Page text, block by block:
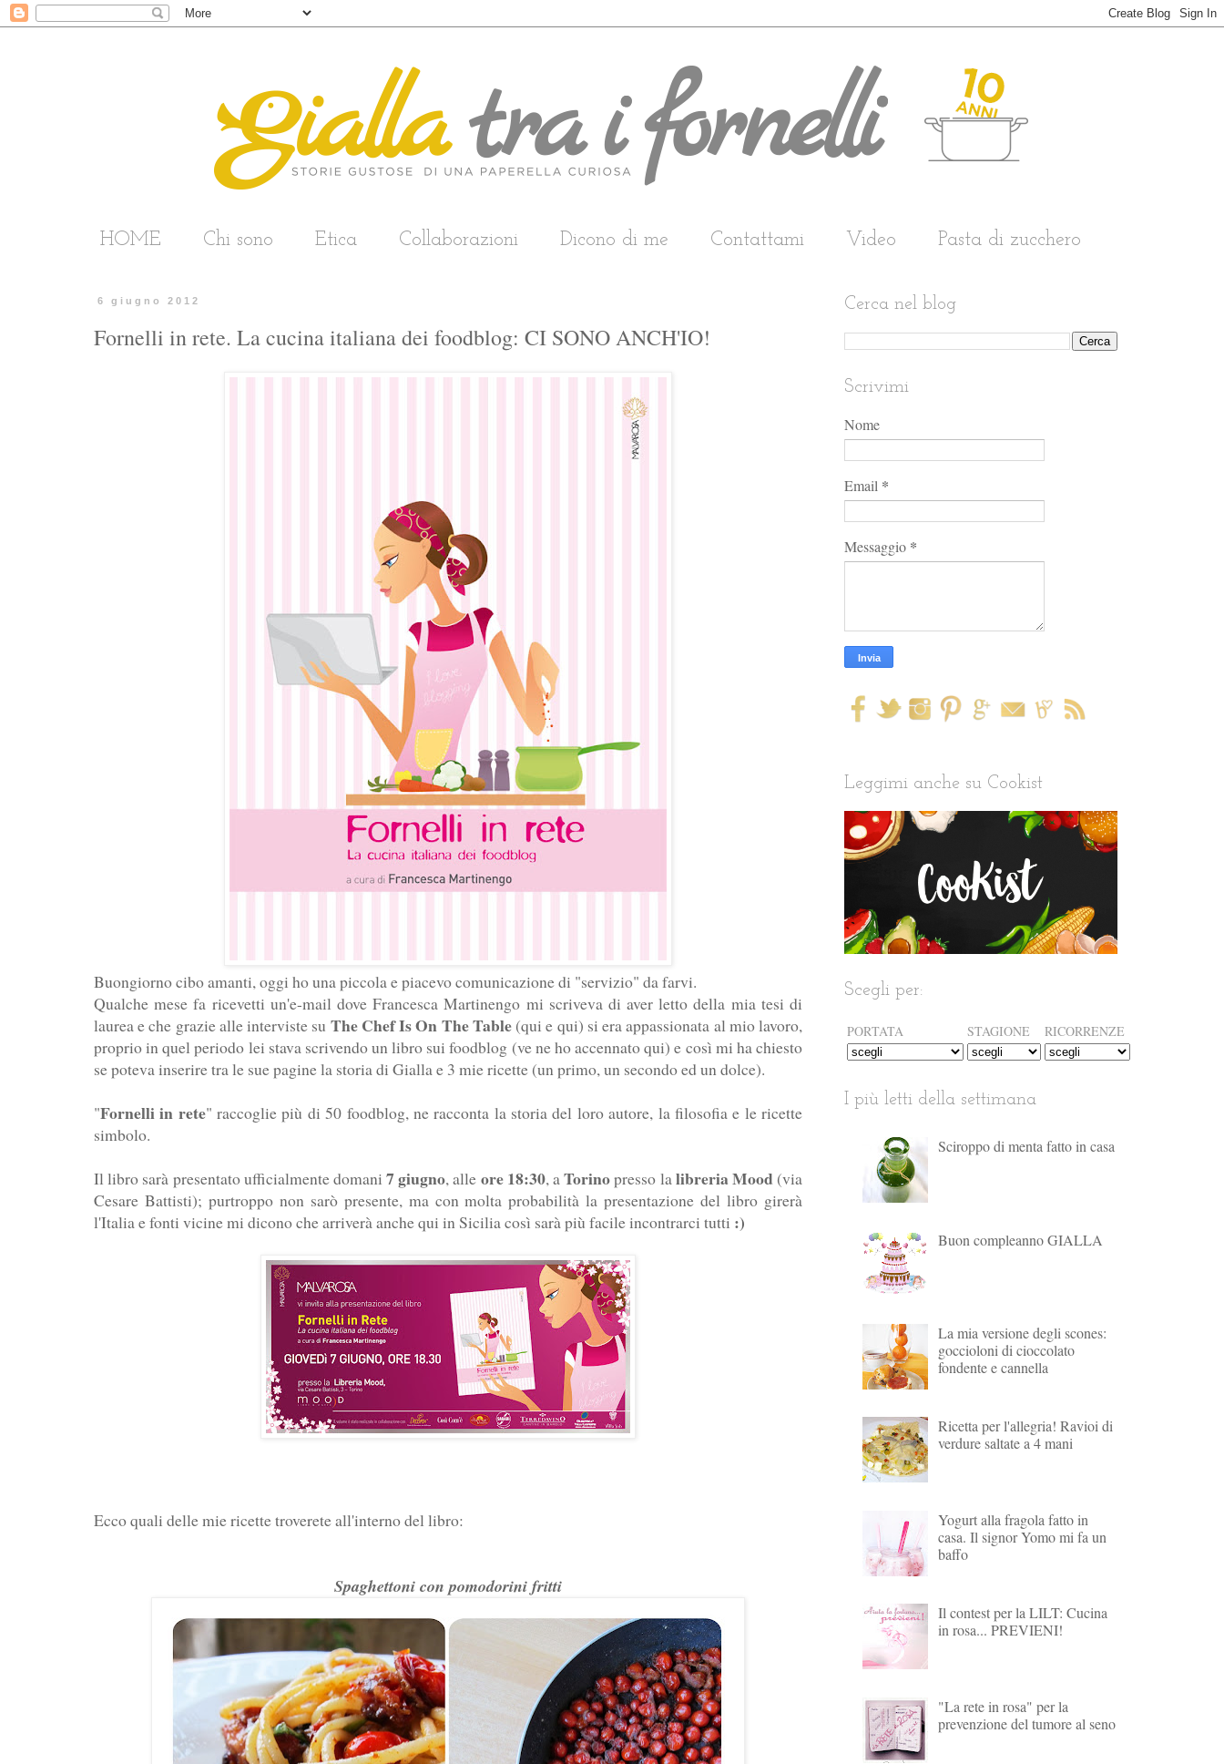
HOME Chi sono Etica Collaborazioni Dicono di me Contattami Video Pasta di zucchero
6 giugno 2012
Fornelli in rete. La cucina italiana dei foodblog: CI SONO ANCH'IO!
Buongiorno cibo amanti, oggi ho una piccola e piacevo comunicazione di "servizio" da farvi.
Qualche mese fa ricevetti un'e-mail doveFrancesca Martinengo mi scriveva di aver letto della mia tesi di
laurea e che grazie alle interviste su The Chef Is On The Table(qui e qui) si era appassionata al mio lavoro,
proprio in quel periodo lei stava scrivendo un libro sui foodblog (ve ne ho accennatoqui) e così mi ha chiesto
se poteva inserire tra le sue pagine la storia di Gialla e 3 mie ricette (un primo, un secondo ed un dolce).
"Fornelli in rete" raccoglie più di 50 foodblog, ne racconta la storia del loro autore, la filosofia e le ricette
simbolo.
Il libro sarà presentato ufficialmente domani7 giugno, alle ore 18:30, aTorinopresso lalibreria Mood(via
Cesare Battisti); purtroppo non sarò presente, ma con molta probabilità la presentazione del libro girerà
l'Italia e fonti vicine mi dicono che arriverà anche qui in Sicilia così sarà più facile incontrarci tutti :)
Ecco quali delle mie ricette troverete all'interno del libro:
Spaghettoni con pomodorini fritti
Cerca nel blog
Scrivimi
Nome
Email *
Messaggio *
Leggimi anche su Cookist
Scegli per:
PORTATA STAGIONE RICORRENZE
I più letti della settimana
Sciroppo di menta fatto in casa
Buon compleanno GIALLA
La mia versione degli scones:
goccioloni di cioccolato
fondente e cannella
Ricetta per l'allegria! Ravioi di
verdure saltate a 4 mani
Yogurt alla fragola fatto in
casa. Il signor Yomo mi fa un
baffo
Il contest per la LILT: Cucina
in rosa... PREVIENI!
"La rete in rosa" per la
prevenzione del tumore al seno